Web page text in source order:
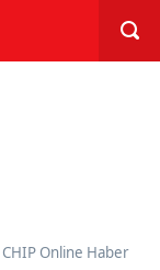
CHIP Online Haber